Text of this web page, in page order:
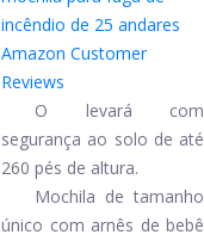
incêndio de 25 andares
Amazon Customer
Reviews
O levará com
segurança ao solo de até
260 pés de altura.
Mochila de tamanho
único com arnês de bebê